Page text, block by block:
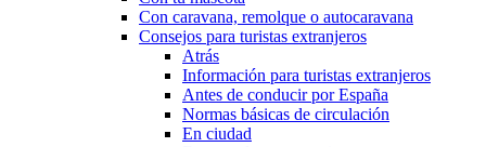
Con caravana, remolque o autocaravana
Consejos para turistas extranjeros
Atrás
Información para turistas extranjeros
Antes de conducir por España
Normas básicas de circulación
En ciudad